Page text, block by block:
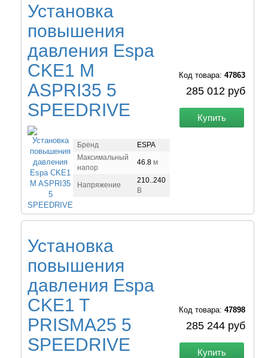
Установка
повышения
давления Espa
CKE1 M
ASPRI35 5
SPEEDRIVE
Код товара: 47863
285 012 руб
Купить
Бренд
ESPA
Максимальный
напор
46.8 м
Напряжение
210..240
В
Установка
повышения
давления Espa
CKE1 T
PRISMA25 5
SPEEDRIVE
Код товара: 47898
285 244 руб
Купить